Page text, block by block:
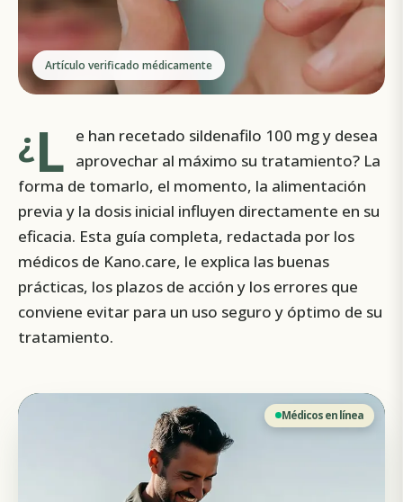
Artículo verificado médicamente
¿L
e han recetado sildenafilo 100 mg y desea
aprovechar al máximo su tratamiento? La
forma de tomarlo, el momento, la alimentación
previa y la dosis inicial influyen directamente en su
eficacia. Esta guía completa, redactada por los
médicos de Kano.care, le explica las buenas
prácticas, los plazos de acción y los errores que
conviene evitar para un uso seguro y óptimo de su
tratamiento.
Médicos en línea